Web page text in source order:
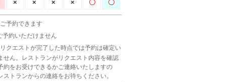
予約できます
予約いただけません
クエストが完了した時点では予約は確定い
せん。レストランがリクエスト内容を確認
約をお受けできるかご連絡いたしますの
ストランからの連絡をお待ちください。